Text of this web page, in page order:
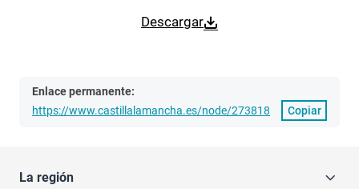
Descargar
Enlace permanente:
https://www.castillalamancha.es/node/273818
Copiar
La región